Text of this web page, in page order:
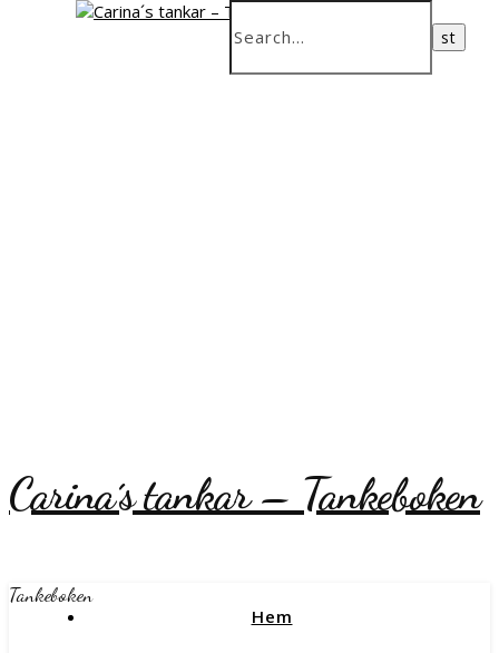
Carina´s tankar – Tankeboken
Tankeboken
Hem